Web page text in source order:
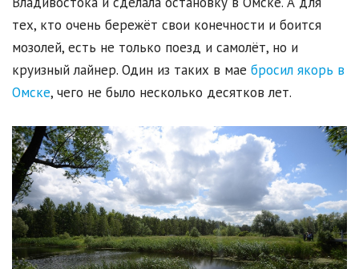
тех, кто очень бережёт свои конечности и боится
мозолей, есть не только поезд и самолёт, но и
круизный лайнер. Один из таких в мае бросил якорь в
Омске, чего не было несколько десятков лет.